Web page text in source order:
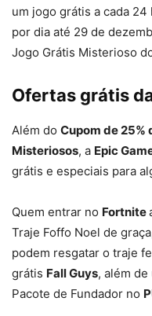
um jogo grátis a cada
por dia até 29 de
Jogo Grátis Misterioso
Ofertas grátis
Além do Cupom de 25%
Misteriosos, a Epic
grátis e especiais para
Quem entrar no Fortnite
Traje Foffo Noel de
podem resgatar o traje
grátis Fall Guys, além de
Pacote de Fundador no